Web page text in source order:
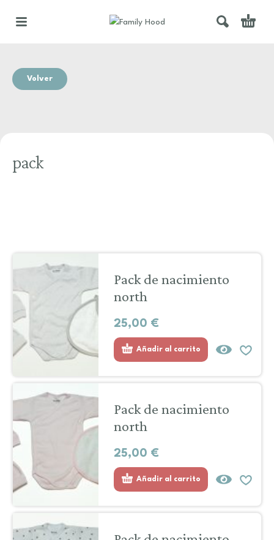
Volver
pack
Pack de nacimiento
north
25,00 €
Añadir al carrito
Pack de nacimiento
north
25,00 €
Añadir al carrito